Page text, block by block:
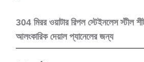
304 মিরর ওয়াটার রিপল স্টেইনলেস স্টীল
আলংকারিক দেয়াল প্যানেলের জন্য